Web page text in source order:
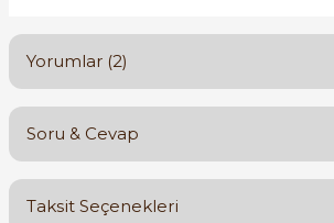
Yorumlar (2)
Ürün göründüğü gibi geldi
Soru & Cevap
Taksit Seçenekleri